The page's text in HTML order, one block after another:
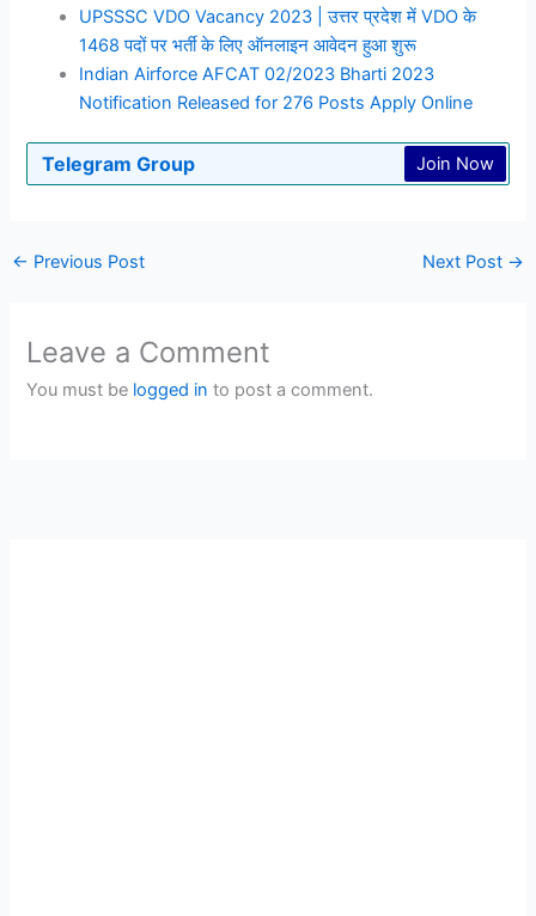
UPSSSC VDO Vacancy 2023 | उत्तर प्रदेश में VDO के
1468 पदों पर भर्ती के लिए ऑनलाइन आवेदन हुआ शुरू
Indian Airforce AFCAT 02/2023 Bharti 2023
Notification Released for 276 Posts Apply Online
Telegram Group Join Now
← Previous Post Next Post →
Leave a Comment
You must be logged in to post a comment.